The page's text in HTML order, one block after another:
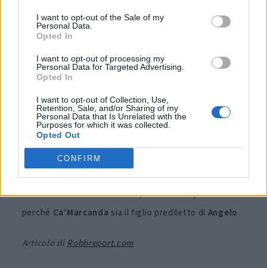
I want to opt-out of the Sale of my
Personal Data.
Opted In
I want to opt-out of processing my
Personal Data for Targeted Advertising.
Opted In
I want to opt-out of Collection, Use,
Retention, Sale, and/or Sharing of my
Personal Data that Is Unrelated with the
Purposes for which it was collected.
Opted Out
CONFIRM
Cabernet Franc, affinato in barrique per 18 mesi e
sei mesi in cemento prima dell’imbottigliamento. Il
naso presenta eleganti sentori di lampone, legno di
cedro e lavanda, preparando il palato a note di ciliegia
estiva matura, timo secco e un accenno di eucalipto,
avvolti in tannini setosi. Di struttura impeccabile,
offre una pienezza armoniosa e un’acidità
rinfrescante che sfuma in un finale leggermente
salmastro. Con un solo sorso, è facile comprendere
perché Ca’Marcanda sia il figlio prediletto di Angelo.
Articolo di Robbreport.com